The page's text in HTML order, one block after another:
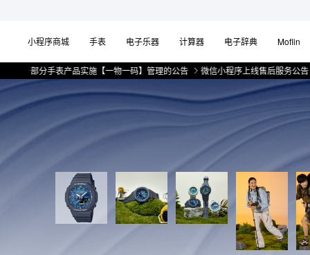
小程序商城 手表 电子乐器 计算器 电子辞典 Moflin
分手表产品实施【一物一码】管理的公告 微信小程序上线售后服务公告 关于